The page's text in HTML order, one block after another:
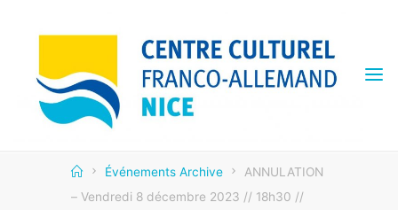
CENTRE
CULTUREL
FRANCO
HomeÉvénements Archive
ANNULATION
– Vendredi 8 décembre 2023 // 18h30 //